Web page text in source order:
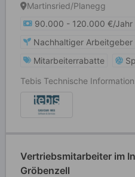
Martinsried/Planegg
90.000 - 120.000 €/Jahr
Nachhaltiger Arbeitgeber
Mitarbeiterrabatte
Tebis Technische
Vertriebsmitarbeiter im
Gröbenzell